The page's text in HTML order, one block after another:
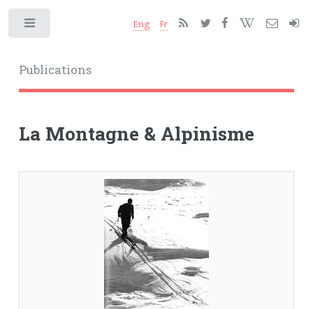
Publications
Eng Fr
La Montagne & Alpinisme